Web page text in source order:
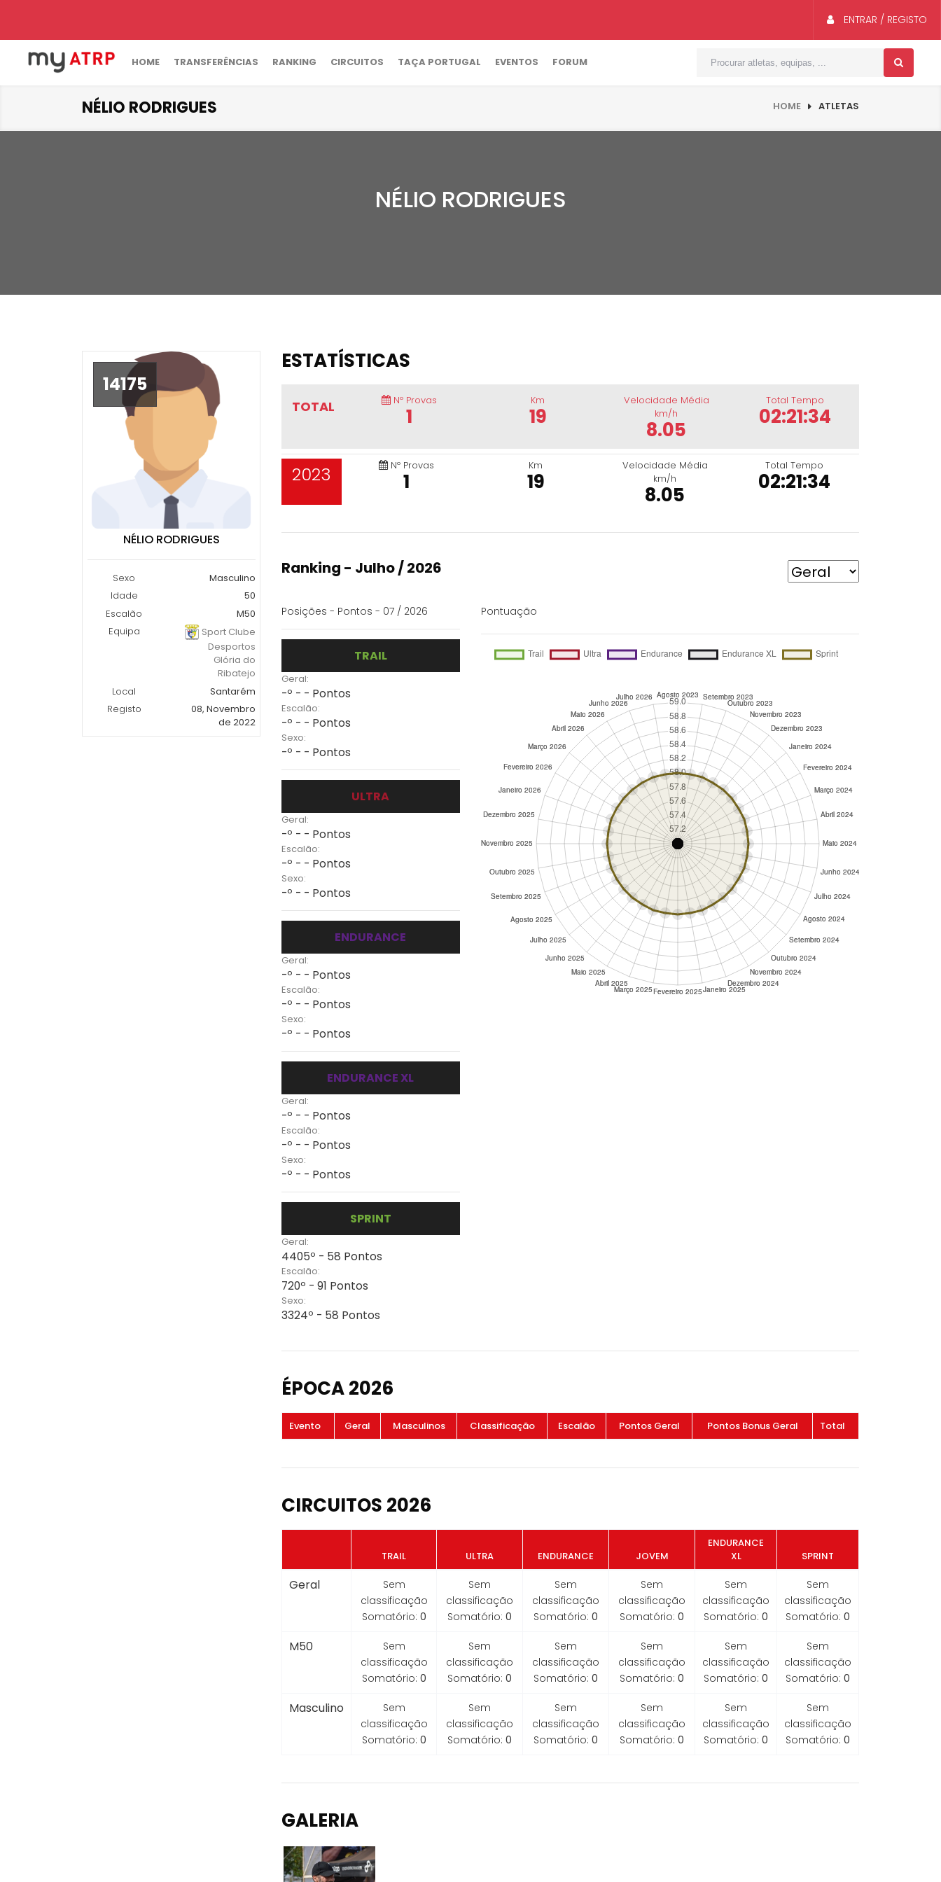
ENTRAR / REGISTO
HOME TRANSFERÊNCIAS RANKING CIRCUITOS TAÇA PORTUGAL EVENTOS FORUM
NÉLIO RODRIGUES HOME ATLETAS
NÉLIO RODRIGUES
14175
NÉLIO RODRIGUES
Sexo
Masculino
Idade
50
Escalão
M50
Equipa
Sport Clube
Desportos
Glória do
Ribatejo
Local
Santarém
Registo
08, Novembro
de 2022
ESTATÍSTICAS
TOTAL Nº Provas
1
Km
19
Velocidade Média
km/h
8.05
Total Tempo
02:21:34
2023 Nº Provas
1
Km
19
Velocidade Média
km/h
8.05
Total Tempo
02:21:34
Ranking - Julho / 2026
Posições - Pontos - 07 / 2026
TRAIL
Geral:
-º - - Pontos
Escalão:
-º - - Pontos
Sexo:
-º - - Pontos
ULTRA
Geral:
-º - - Pontos
Escalão:
-º - - Pontos
Sexo:
-º - - Pontos
ENDURANCE
Geral:
-º - - Pontos
Escalão:
-º - - Pontos
Sexo:
-º - - Pontos
ENDURANCE XL
Geral:
-º - - Pontos
Escalão:
-º - - Pontos
Sexo:
-º - - Pontos
SPRINT
Geral:
4405º - 58 Pontos
Escalão:
720º - 91 Pontos
Sexo:
3324º - 58 Pontos
Pontuação
ÉPOCA 2026
Evento Geral Masculinos Classificação Escalão Pontos Geral Pontos Bonus Geral Total
CIRCUITOS 2026
TRAIL ULTRA ENDURANCE JOVEM
ENDURANCE
XL
SPRINT
Geral
Sem
classificação
Somatório: 0
Sem
classificação
Somatório: 0
Sem
classificação
Somatório: 0
Sem
classificação
Somatório: 0
Sem
classificação
Somatório: 0
Sem
classificação
Somatório: 0
M50
Sem
classificação
Somatório: 0
Sem
classificação
Somatório: 0
Sem
classificação
Somatório: 0
Sem
classificação
Somatório: 0
Sem
classificação
Somatório: 0
Sem
classificação
Somatório: 0
Masculino
Sem
classificação
Somatório: 0
Sem
classificação
Somatório: 0
Sem
classificação
Somatório: 0
Sem
classificação
Somatório: 0
Sem
classificação
Somatório: 0
Sem
classificação
Somatório: 0
GALERIA